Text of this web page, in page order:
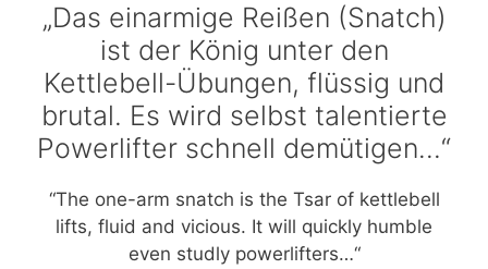
„Das einarmige Reißen (Snatch)
ist der König unter den
Kettlebell-Übungen, flüssig und
brutal. Es wird selbst talentierte
Powerlifter schnell demütigen…“
“The one-arm snatch is the Tsar of kettlebell
lifts, fluid and vicious. It will quickly humble
even studly powerlifters…“